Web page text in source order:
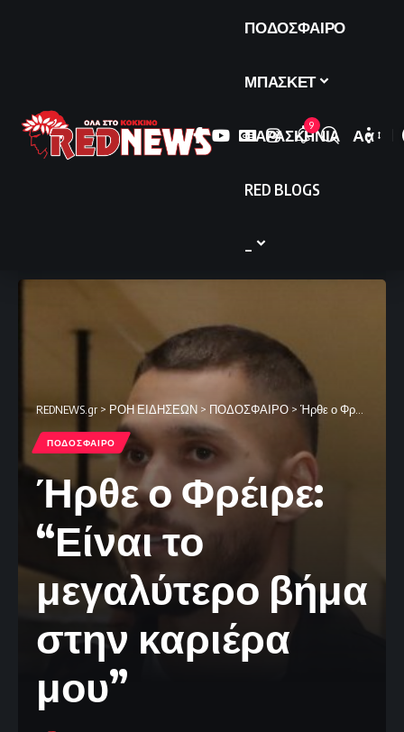
ΠΟΔΟΣΦΑΙΡΟ
ΜΠΑΣΚΕΤ
ΠΑΡΑΣΚΗΝΙΑ
RED BLOGS
9
Font
Αα
REDNEWS.gr > ΡΟΗ ΕΙΔΗΣΕΩΝ > ΠΟΔΟΣΦΑΙΡΟ > Ήρθε ο Φρέιρε: “Είναι το μεγαλύτερο βήμα στην καριέρα μου”
ΠΟΔΟΣΦΑΙΡΟ
Ήρθε ο Φρέιρε:
“Είναι το
μεγαλύτερο βήμα
στην καριέρα
μου”